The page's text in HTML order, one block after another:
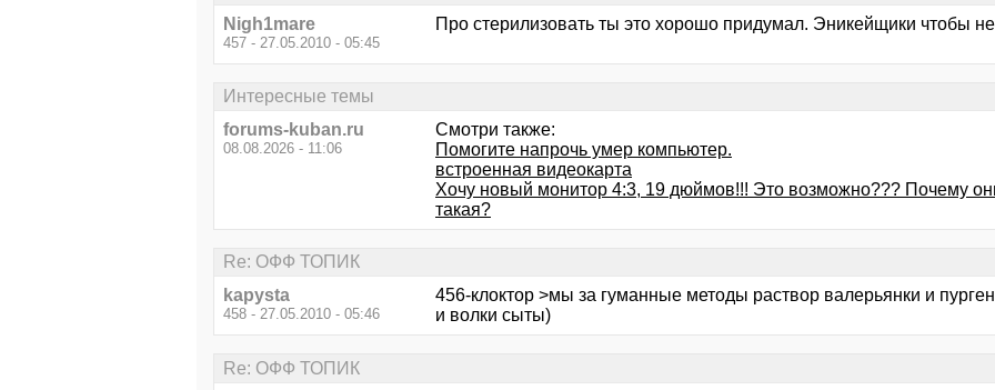
Nigh1mare
457 - 27.05.2010 - 05:45
Про стерилизовать ты это хорошо придумал. Эникейщики чтобы
Интересные темы
forums-kuban.ru
08.08.2026 - 11:06
Смотри также:
Помогите напрочь умер компьютер.
встроенная видеокарта
Хочу новый монитор 4:3, 19 дюймов!!! Это возможно??? Почему
такая?
Re: ОФФ ТОПИК
kapysta
458 - 27.05.2010 - 05:46
456-клоктор >мы за гуманные методы раствор валерьянки и
и волки сыты)
Re: ОФФ ТОПИК